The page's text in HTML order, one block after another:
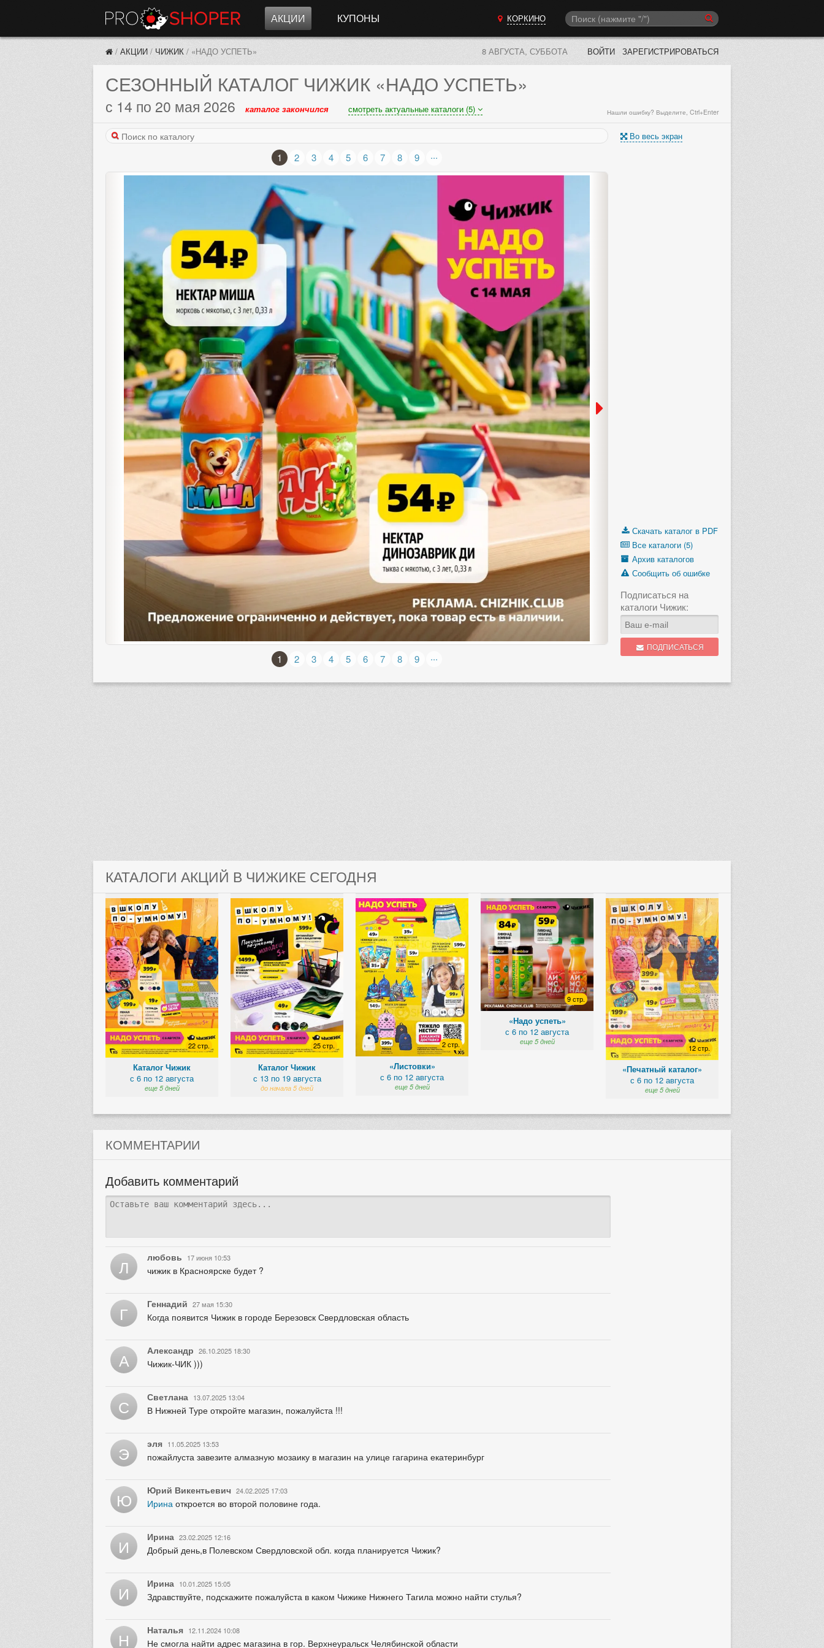
АКЦИИ КУПОНЫ КОРКИНО
/ АКЦИИ / ЧИЖИК / «НАДО УСПЕТЬ» 8 АВГУСТА, СУББОТА ВОЙТИ ЗАРЕГИСТРИРОВАТЬСЯ
СЕЗОННЫЙ КАТАЛОГ ЧИЖИК «НАДО УСПЕТЬ»
с 14 по 20 мая 2026 каталог закончился смотреть актуальные каталоги (5) Нашли ошибку? Выделите, Ctrl+Enter
Во весь экран
1 2 3 4 5 6 7 8 9 ...
1 2 3 4 5 6 7 8 9 ...
Скачать каталог в PDF
Все каталоги (5)
Архив каталогов
Сообщить об ошибке
Подписаться на
каталоги Чижик:
ПОДПИСАТЬСЯ
КАТАЛОГИ АКЦИЙ В ЧИЖИКЕ СЕГОДНЯ
22 стр.
Каталог Чижик
с 6 по 12 августа
еще 5 дней
25 стр.
Каталог Чижик
с 13 по 19 августа
до начала 5 дней
2 стр.
«Листовки»
с 6 по 12 августа
еще 5 дней
9 стр.
«Надо успеть»
с 6 по 12 августа
еще 5 дней
12 стр.
«Печатный каталог»
с 6 по 12 августа
еще 5 дней
КОММЕНТАРИИ
Добавить комментарий
Л любовь 17 июня 10:53
чижик в Красноярске будет ?
Г Геннадий 27 мая 15:30
Когда появится Чижик в городе Березовск Свердловская область
А Александр 26.10.2025 18:30
Чижик-ЧИК )))
С Светлана 13.07.2025 13:04
В Нижней Туре откройте магазин, пожалуйста !!!
Э эля 11.05.2025 13:53
пожайлуста завезите алмазную мозаику в магазин на улице гагарина екатеринбург
Ю Юрий Викентьевич 24.02.2025 17:03
Ирина откроется во второй половине года.
И Ирина 23.02.2025 12:16
Добрый день,в Полевском Свердловской обл. когда планируется Чижик?
И Ирина 10.01.2025 15:05
Здравствуйте, подскажите пожалуйста в каком Чижике Нижнего Тагила можно найти стулья?
Н Наталья 12.11.2024 10:08
Не смогла найти адрес магазина в гор. Верхнеуральск Челябинской области